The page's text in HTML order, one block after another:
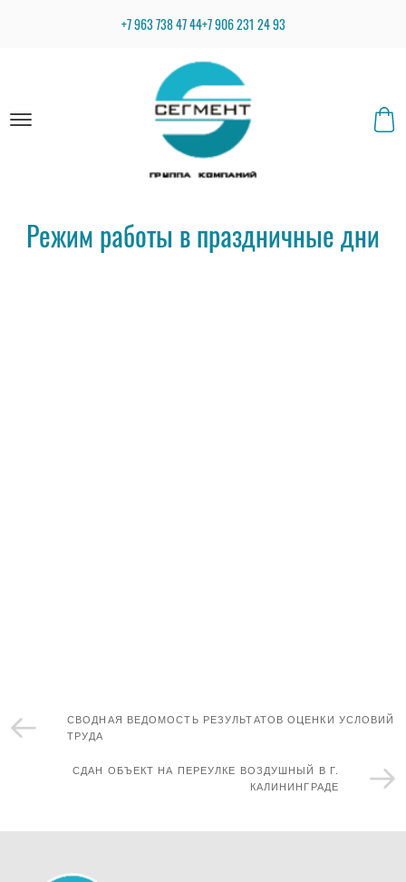
+7 963 738 47 44+7 906 231 24 93
Режим работы в праздничные дни
СВОДНАЯ ВЕДОМОСТЬ РЕЗУЛЬТАТОВ ОЦЕНКИ УСЛОВИЙ
ТРУДА
СДАН ОБЪЕКТ НА ПЕРЕУЛКЕ ВОЗДУШНЫЙ В Г.
КАЛИНИНГРАДЕ